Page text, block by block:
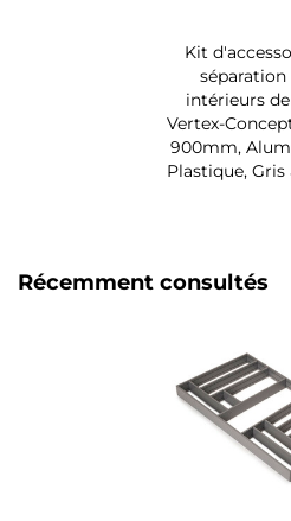
Kit
séparation
intérieurs
Vertex-
900mm,
Plastique,
Récemment consultés